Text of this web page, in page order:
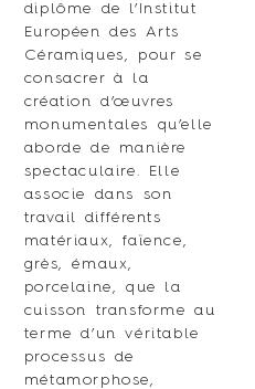
diplôme de l’Institut
Européen des Arts
Céramiques, pour se
consacrer à la
création d’œuvres
monumentales qu’elle
aborde de manière
spectaculaire. Elle
associe dans son
travail différents
matériaux, faïence,
grès, émaux,
porcelaine, que la
cuisson transforme au
terme d’un véritable
processus de
métamorphose,